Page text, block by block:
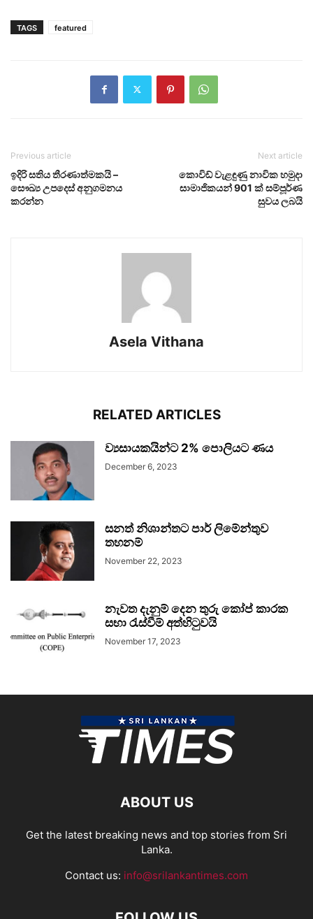
TAGS featured
Previous article
ඉදිරි සතිය තීරණාත්මකයි –
සෞඛ්‍ය උපදෙස් අනුගමනය
කරන්න
Next article
කොවිඩ් වැළඳුණු නාවික හමුදා
සාමාජිකයන් 901 ක් සම්පූර්ණ
සුවය ලබයි
Asela Vithana
RELATED ARTICLES
ව්‍යසායකයින්ට 2% පොලියට ණය
December 6, 2023
සනත් නිශාන්තට පාර් ලිමේන්තුව
තහනම්
November 22, 2023
නැවත දැනුම් දෙන තුරු කෝප් කාරක
සභා රැස්වීම් අත්හිටුවයි
November 17, 2023
ABOUT US
Get the latest breaking news and top stories from Sri
Lanka.
Contact us: info@srilankantimes.com